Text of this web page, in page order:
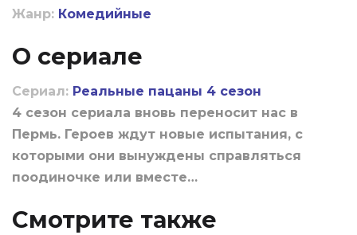
Жанр: Комедийные
О сериале
Сериал: Реальные пацаны 4 сезон
4 сезон сериала вновь переносит нас в
Пермь. Героев ждут новые испытания, с
которыми они вынуждены справляться
поодиночке или вместе…
Смотрите также